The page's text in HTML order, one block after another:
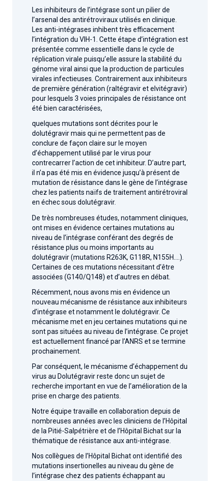
Les inhibiteurs de l’intégrase sont un pilier de
l’arsenal des antirétroviraux utilisés en clinique.
Les anti-intégrases inhibent très efficacement
l’intégration du VIH-1. Cette étape d’intégration est
présentée comme essentielle dans le cycle de
réplication virale puisqu’elle assure la stabilité du
génome viral ainsi que la production de particules
virales infectieuses. Contrairement aux inhibiteurs
de première génération (raltégravir et elvitégravir)
pour lesquels 3 voies principales de résistance ont
été bien caractérisées,
quelques mutations sont décrites pour le
dolutégravir mais qui ne permettent pas de
conclure de façon claire sur le moyen
d’échappement utilisé par le virus pour
contrecarrer l’action de cet inhibiteur. D’autre part,
il n’a pas été mis en évidence jusqu’à présent de
mutation de résistance dans le gène de l’intégrase
chez les patients naïfs de traitement antirétroviral
en échec sous dolutégravir.
De très nombreuses études, notamment cliniques,
ont mises en évidence certaines mutations au
niveau de l’intégrase conférant des degrés de
résistance plus ou moins importants au
dolutégravir (mutations R263K, G118R, N155H….).
Certaines de ces mutations nécessitant d’être
associées (G140/Q148) et d’autres en débat.
Récemment, nous avons mis en évidence un
nouveau mécanisme de résistance aux inhibiteurs
d’intégrase et notamment le dolutégravir. Ce
mécanisme met en jeu certaines mutations qui ne
sont pas situées au niveau de l’intégrase. Ce projet
est actuellement financé par l’ANRS et se termine
prochainement.
Par conséquent, le mécanisme d’échappement du
virus au Dolutégravir reste donc un sujet de
recherche important en vue de l’amélioration de la
prise en charge des patients.
Notre équipe travaille en collaboration depuis de
nombreuses années avec les cliniciens de l’Hôpital
de la Pitié-Salpétrière et de l’Hôpital Bichat sur la
thématique de résistance aux anti-intégrase.
Nos collègues de l’Hôpital Bichat ont identifié des
mutations insertionelles au niveau du gène de
l’intégrase chez des patients échappant au